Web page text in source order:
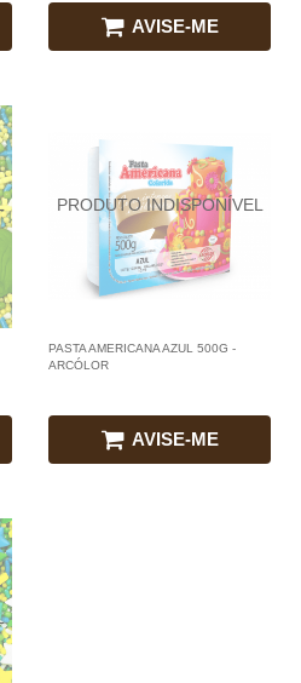
AVISE-ME
PASTA AMERICANA AZUL 500G -
ARCÓLOR
AVISE-ME